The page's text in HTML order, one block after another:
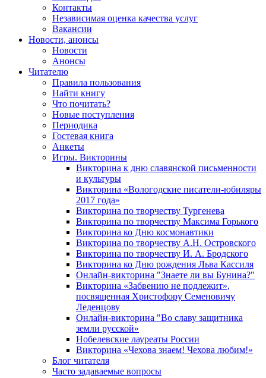
Контакты
Независимая оценка качества услуг
Вакансии
Новости, анонсы
Новости
Анонсы
Читателю
Правила пользования
Найти книгу
Что почитать?
Новые поступления
Периодика
Гостевая книга
Анкеты
Игры. Викторины
Викторина к дню славянской письменности
и культуры
Викторина «Вологодские писатели-юбиляры
2017 года»
Викторина по творчеству Тургенева
Викторина по творчеству Максима Горького
Викторина ко Дню космонавтики
Викторина по творчеству А.Н. Островского
Викторина по творчеству И. А. Бродского
Викторина ко Дню рождения Льва Кассиля
Онлайн-викторина "Знаете ли вы Бунина?"
Викторина «Забвению не подлежит»,
посвященная Христофору Семеновичу
Леденцову
Онлайн-викторина "Во славу защитника
земли русской»
Нобелевские лауреаты России
Викторина «Чехова знаем! Чехова любим!»
Блог читателя
Часто задаваемые вопросы